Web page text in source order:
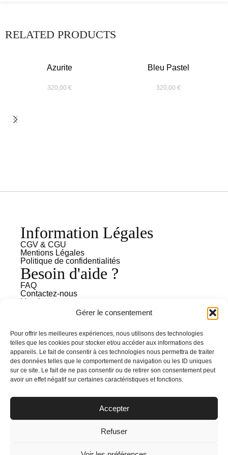
Gérer le consentement
Pour offrir les meilleures expériences, nous utilisons des technologies
telles que les cookies pour stocker et/ou accéder aux informations des
appareils. Le fait de consentir à ces technologies nous permettra de traiter
des données telles que le comportement de navigation ou les ID uniques
sur ce site. Le fait de ne pas consentir ou de retirer son consentement peut
avoir un effet négatif sur certaines caractéristiques et fonctions.
Accepter
Refuser
RELATED PRODUCTS
Azurite
320,00 €
Bleu Pastel
320,00 €
© 2024 Le Cabinet Créatif, tous droits réservés.
Besoin d'aide ?
FAQ
Contactez-nous
Livraison & retours
Information Légales
CGV & CGU
Mentions Légales
Politique de confidentialités